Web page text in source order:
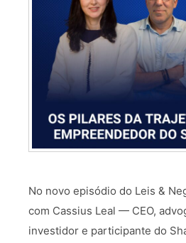
No novo episódio do Leis &
com Cassius Leal — CEO,
investidor e participante do